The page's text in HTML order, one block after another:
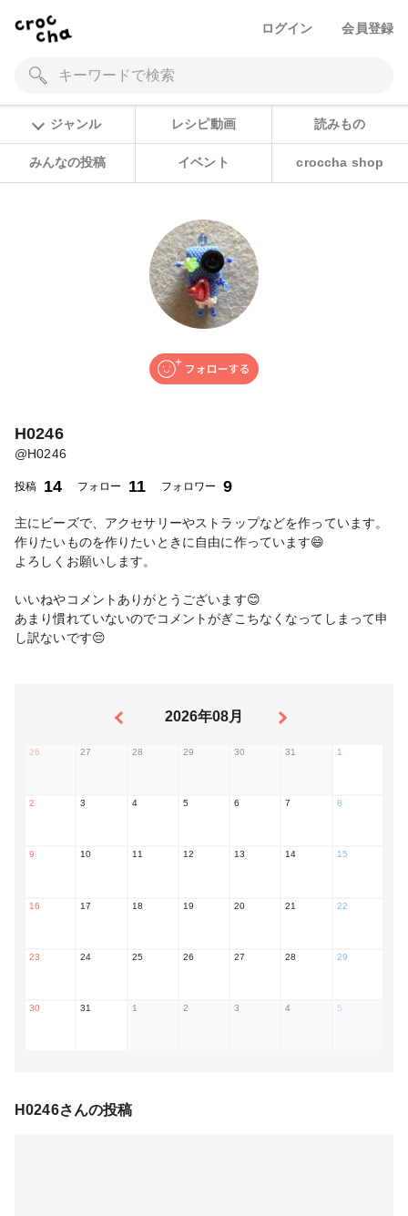
ログイン 会員登録
ジャンル レシピ動画 読みもの
みんなの投稿 イベント croccha shop
H0246
@H0246
投稿 14 フォロー 11 フォロワー 9
主にビーズで、アクセサリーやストラップなどを作っています。
作りたいものを作りたいときに自由に作っています😄
よろしくお願いします。
いいねやコメントありがとうございます😊
あまり慣れていないのでコメントがぎこちなくなってしまって申
し訳ないです😔
2026年08月
26 27 28 29 30 31 1
2 3 4 5 6 7 8
9 10 11 12 13 14 15
16 17 18 19 20 21 22
23 24 25 26 27 28 29
30 31 1 2 3 4 5
H0246さんの投稿